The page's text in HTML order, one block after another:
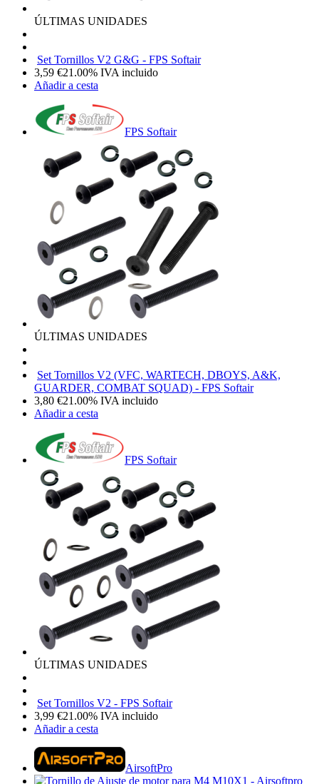
ÚLTIMAS UNIDADES
Set Tornillos V2 G&G - FPS Softair
3,59 €21.00% IVA incluido
Añadir a cesta
FPS Softair
ÚLTIMAS UNIDADES
Set Tornillos V2 (VFC, WARTECH, DBOYS, A&K,
GUARDER, COMBAT SQUAD) - FPS Softair
3,80 €21.00% IVA incluido
Añadir a cesta
FPS Softair
ÚLTIMAS UNIDADES
Set Tornillos V2 - FPS Softair
3,99 €21.00% IVA incluido
Añadir a cesta
AirsoftPro